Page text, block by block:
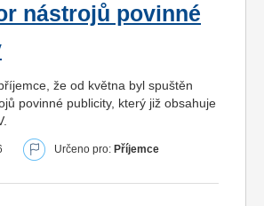
nástrojů povinné
že od května byl spuštěn
povinné publicity, který již obsahuje
Určeno pro: Příjemce